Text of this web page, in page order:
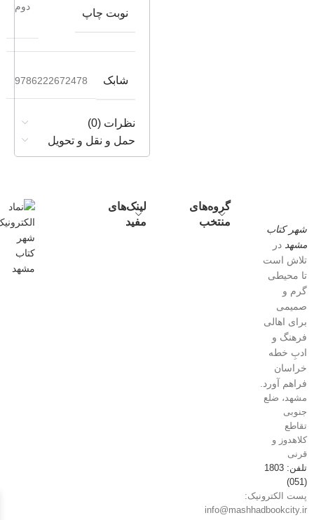
نوبت چاپ
دوم
شابک 9786222672478
نظرات (0)
حمل و نقل و تحویل
شهر کتاب
مشهد در
تلاش است
تا محیطی
گرم و
صمیمی
برای اهالی
فرهنگ و
ادبِ خطه
خراسان
فراهم آورد.
مشهد، ضلع
جنوبی
تقاطع
کلاهدوز و
قرنی
تلفن: 1803
(051)
پست الکترونیک:
info@mashhadbookcity.ir
گروه‌های
منتخب
لینک‌های
مفید